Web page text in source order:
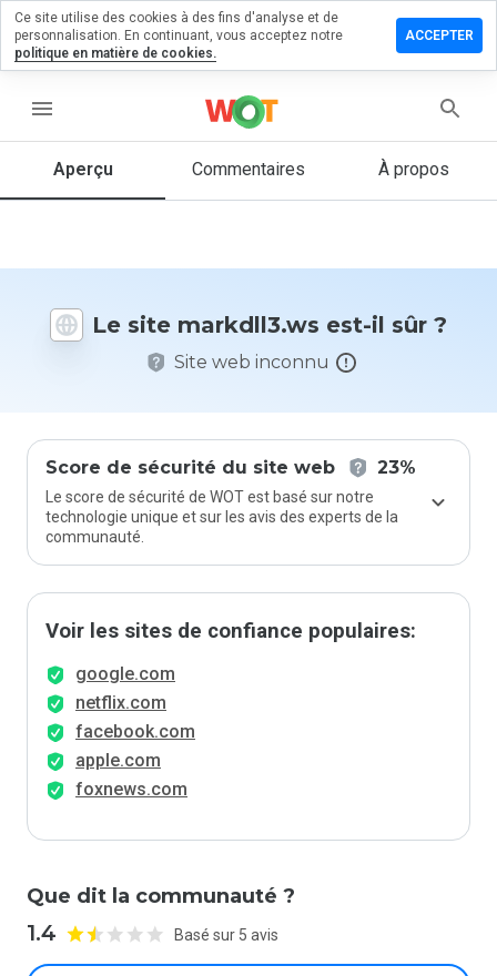
menu
Aperçu Commentaires À propos
Le site markdll3.ws est-il sûr ?
Site web inconnu
Score de sécurité du site web 23%
Le score de sécurité de WOT est basé sur notre
technologie unique et sur les avis des experts de la
communauté.
Voir les sites de confiance populaires:
google.com
netflix.com
facebook.com
apple.com
foxnews.com
Que dit la communauté ?
1.4 Basé sur 5 avis
un
1 et 5
vous à ce
site ?
Ce site utilise des cookies à des fins d'analyse et de
personnalisation. En continuant, vous acceptez notre
politique en matière de cookies.
ACCEPTER